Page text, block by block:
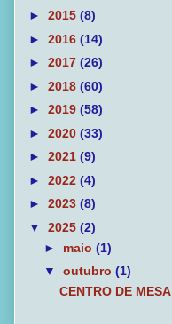
► 2015 (8)
► 2016 (14)
► 2017 (26)
► 2018 (60)
► 2019 (58)
► 2020 (33)
► 2021 (9)
► 2022 (4)
► 2023 (8)
▼ 2025 (2)
► maio (1)
▼ outubro (1)
CENTRO DE MESA